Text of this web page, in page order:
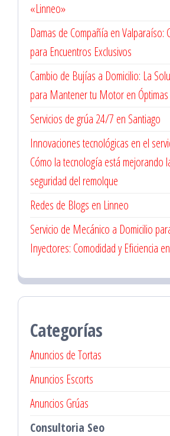
«Linneo»
Damas de Compañía en Valparaíso:
para Encuentros Exclusivos
Cambio de Bujías a Domicilio: La
para Mantener tu Motor en Óptimas
Servicios de grúa 24/7 en Santiago
Innovaciones tecnológicas en el
Cómo la tecnología está mejorando
seguridad del remolque
Redes de Blogs en Linneo
Servicio de Mecánico a Domicilio
Inyectores: Comodidad y Eficiencia
Categorías
Anuncios de Tortas
Anuncios Escorts
Anuncios Grúas
Consultoria Seo